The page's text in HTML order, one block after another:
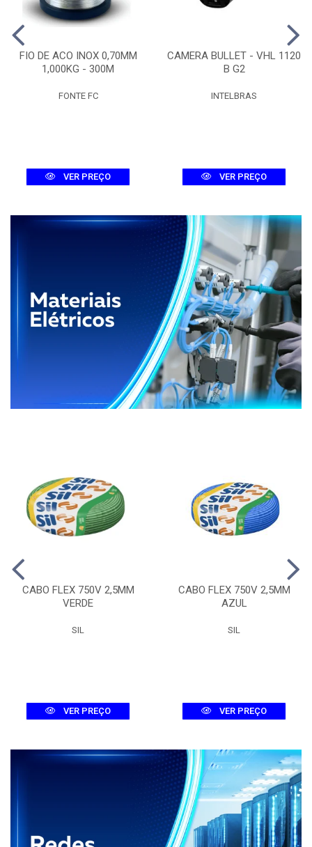
FIO DE ACO INOX 0,70MM
1,000KG - 300M
FONTE FC
VER PREÇO
CAMERA BULLET - VHL 1120
B G2
INTELBRAS
VER PREÇO
CABO FLEX 750V 2,5MM
VERDE
SIL
VER PREÇO
CABO FLEX 750V 2,5MM
AZUL
SIL
VER PREÇO